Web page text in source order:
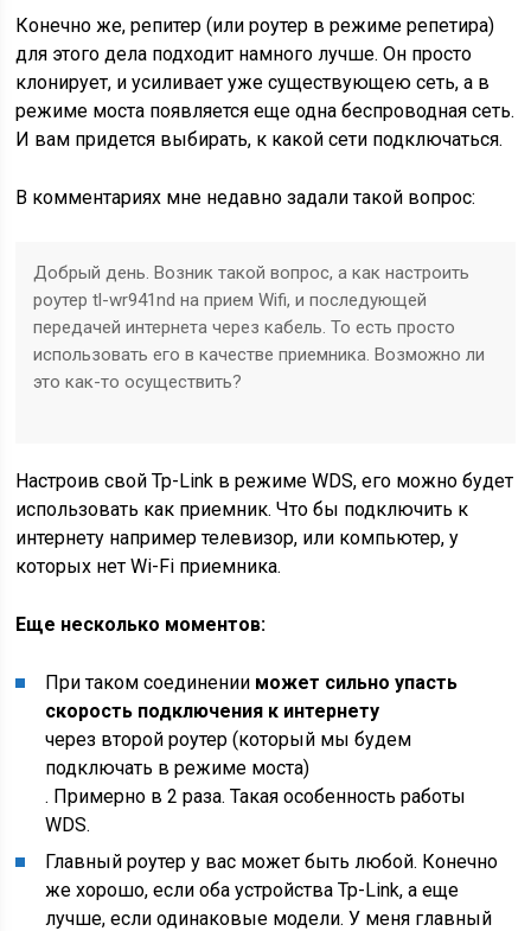
Конечно же, репитер(или роутер в режиме репетира)
для этого дела подходит намного лучше. Он просто
клонирует, и усиливает уже существующею сеть, а в
режиме моста появляется еще одна беспроводная сеть.
И вам придется выбирать, к какой сети подключаться.
В комментариях мне недавно задали такой вопрос:
Добрый день. Возник такой вопрос, а как настроить
роутер tl-wr941nd на прием Wifi, и последующей
передачей интернета через кабель. То есть просто
использовать его в качестве приемника. Возможно ли
это как-то осуществить?
Настроив свой Tp-Link в режиме WDS, его можно будет
использовать как приемник. Что бы подключить к
интернету например телевизор, или компьютер, у
которых нет Wi-Fi приемника.
Еще несколько моментов:
При таком соединении может сильно упасть
скорость подключения к интернету
через второй роутер(который мы будем
подключать в режиме моста)
. Примерно в 2 раза. Такая особенность работы
WDS.
Главный роутер у вас может быть любой. Конечно
же хорошо, если оба устройства Tp-Link, а еще
лучше, если одинаковые модели. У меня главный